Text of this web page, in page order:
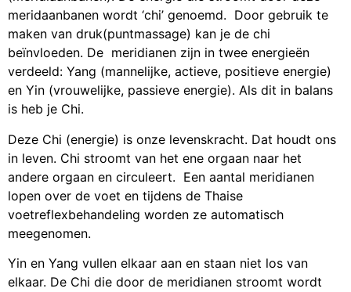
meridaanbanen wordt ‘chi’ genoemd. Door gebruik te
maken van druk(puntmassage) kan je de chi
beïnvloeden. De meridianen zijn in twee energieën
verdeeld: Yang (mannelijke, actieve, positieve energie)
en Yin (vrouwelijke, passieve energie). Als dit in balans
is heb je Chi.
Deze Chi (energie) is onze levenskracht. Dat houdt ons
in leven. Chi stroomt van het ene orgaan naar het
andere orgaan en circuleert. Een aantal meridianen
lopen over de voet en tijdens de Thaise
voetreflexbehandeling worden ze automatisch
meegenomen.
Yin en Yang vullen elkaar aan en staan niet los van
elkaar. De Chi die door de meridianen stroomt wordt